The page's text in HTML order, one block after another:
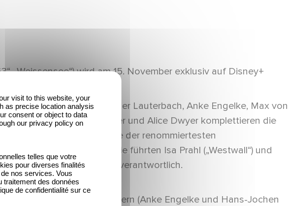
„Weissensee“) wird am 15. November exklusiv auf Disney+
Stark, Iris Berben, Heiner Lauterbach, Anke Engelke, Max von
Hans-Jochen Wagner und Alice Dwyer komplettieren die
für Gaumont GmbH, eine der renommiertesten
„Westwall“ (ZDF). Regie führten Isa Prahl („Westwall“) und
und Julian Hohndorf verantwortlich.
Sprache, lebt bei ihren Eltern (Anke Engelke und Hans-Jochen
visit to this website, your
as precise location analysis
consent or object to data
our privacy policy on
telles que votre
pour diverses finalités
nos services. Vous
traitement des données
de confidentialité sur ce